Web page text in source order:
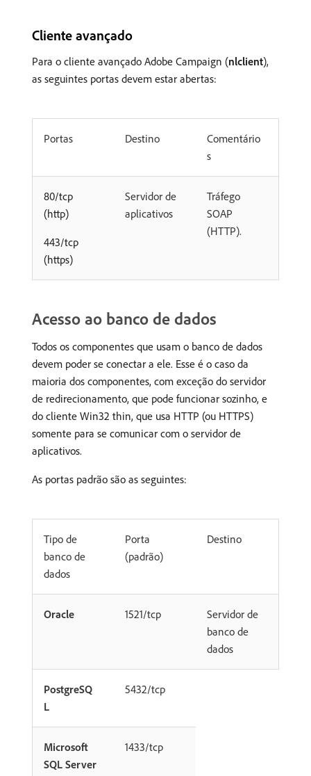
Cliente avançado
Para o cliente avançado Adobe Campaign (nlclient),
as seguintes portas devem estar abertas:
Portas Destino
Comentário
s
80/tcp
(http)
443/tcp
(https)
Servidor de
aplicativos
Tráfego
SOAP
(HTTP).
Acesso ao banco de dados
Todos os componentes que usam o banco de dados
devem poder se conectar a ele. Esse é o caso da
maioria dos componentes, com exceção do servidor
de redirecionamento, que pode funcionar sozinho, e
do cliente Win32 thin, que usa HTTP (ou HTTPS)
somente para se comunicar com o servidor de
aplicativos.
As portas padrão são as seguintes:
Tipo de
banco de
dados
Porta
(padrão)
Destino
Oracle 1521/tcp
Servidor de
banco de
dados
PostgreSQ
L
5432/tcp
Microsoft
SQL Server
1433/tcp